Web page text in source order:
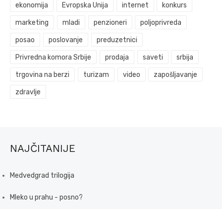
ekonomija Evropska Unija internet konkurs
marketing mladi penzioneri poljoprivreda
posao poslovanje preduzetnici
Privredna komora Srbije prodaja saveti srbija
trgovina na berzi turizam video zapošljavanje
zdravlje
NAJČITANIJE
Medvedgrad trilogija
Mleko u prahu - posno?